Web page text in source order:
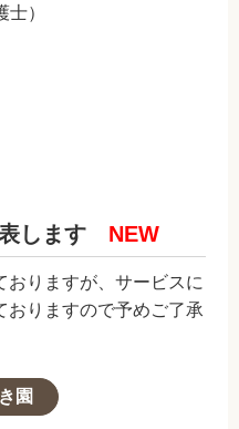
）
します NEW
りますが、サービスに
おりますので予めご了承
園